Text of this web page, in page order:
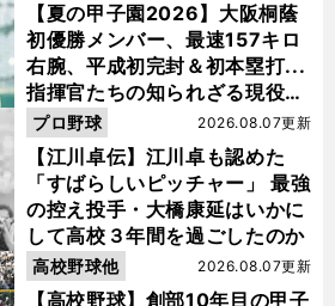
【夏の甲子園2026】大阪桐蔭
初優勝メンバー、最速157キロ
右腕、平成初完封＆初本塁打...
指揮官たちの知られざる現役時
代
【江川卓伝】江川卓も認めた
「すばらしいピッチャー」 最強
の控え投手・大橋康延はいかに
して高校３年間を過ごしたのか
2026.08.07更新
プロ野球
【高校野球】創部10年目の甲子
2026.08.07更新
高校野球他